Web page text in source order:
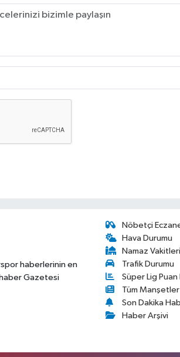
haberlerinin en
Gazetesi
Nöbetçi
Hava Durumu
Namaz Vakitleri
Trafik Durumu
Süper Lig
Tüm Manşetler
Son Dakika
Haber Arşivi